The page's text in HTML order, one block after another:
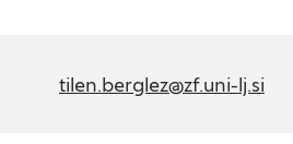
tilen.berglez@zf.uni-lj.si